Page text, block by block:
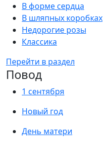
В форме сердца
В шляпных коробках
Недорогие розы
Классика
Перейти в раздел
Повод
1 сентября
Новый год
День матери